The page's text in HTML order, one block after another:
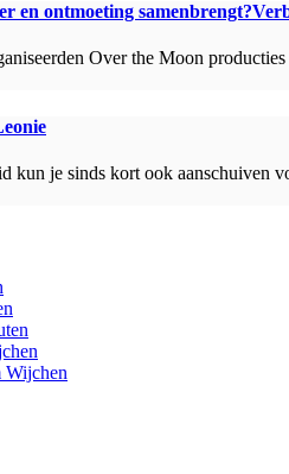
en ontmoeting
Over the Moon
kun je sinds kort ook aanschuiven
Wijchen